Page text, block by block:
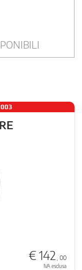
€ 142 , 00
IVA esclusa